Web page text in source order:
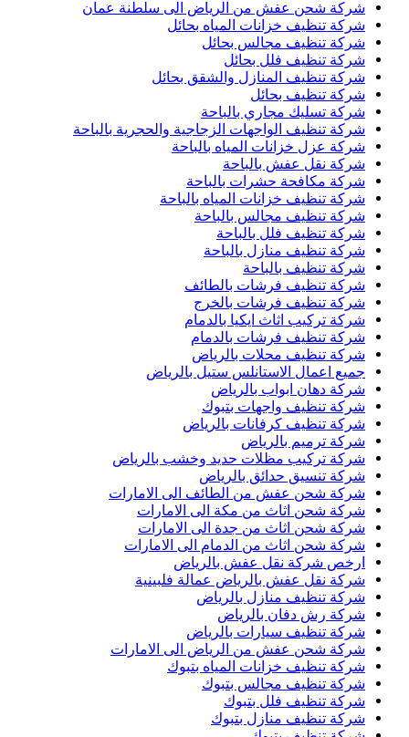
شركة شحن عفش من الرياض الى سلطنة عمان
شركة تنظيف خزانات المياه بحائل
شركة تنظيف مجالس بحائل
شركة تنظيف فلل بحائل
شركة تنظيف المنازل والشقق بحائل
شركة تنظيف بحائل
شركة تسليك مجاري بالباحة
شركة تنظيف الواجهات الزجاجية والحجرية بالباحة
شركة عزل خزانات المياه بالباحة
شركة نقل عفش بالباحة
شركة مكافحة حشرات بالباحة
شركة تنظيف خزانات المياه بالباحة
شركة تنظيف مجالس بالباحة
شركة تنظيف فلل بالباحة
شركة تنظيف منازل بالباحة
شركة تنظيف بالباحة
شركة تنظيف فرشات بالطائف
شركة تنظيف فرشات بالخرج
شركة تركيب اثاث ايكيا بالدمام
شركة تنظيف فرشات بالدمام
شركة تنظيف محلات بالرياض
جميع اعمال الاستانلس ستيل بالرياض
شركة دهان ابواب بالرياض
شركة تنظيف واجهات بتبوك
شركة تنظيف كرفانات بالرياض
شركة ترميم بالرياض
شركة تركيب مظلات حديد وخشب بالرياض
شركة تنسيق حدائق بالرياض
شركة شحن عفش من الطائف الى الامارات
شركة شحن اثاث من مكة الى الامارات
شركة شحن اثاث من جدة الى الامارات
شركة شحن اثاث من الدمام الى الامارات
ارخص شركة نقل عفش بالرياض
شركة نقل عفش بالرياض عمالة فلبينية
شركة تنظيف منازل بالرياض
شركة رش دفان بالرياض
شركة تنظيف سيارات بالرياض
شركة شحن عفش من الرياض الى الامارات
شركة تنظيف خزانات المياه بتبوك
شركة تنظيف مجالس بتبوك
شركة تنظيف فلل بتبوك
شركة تنظيف منازل بتبوك